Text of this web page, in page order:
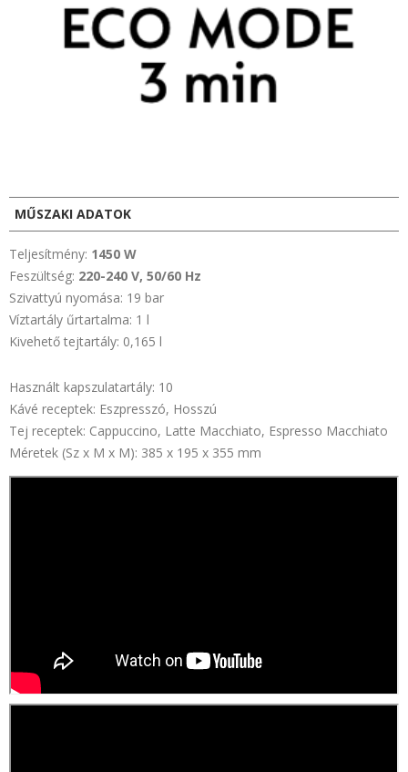
MŰSZAKI ADATOK
Teljesítmény: 1450 W
Feszültség: 220-240 V, 50/60 Hz
Szivattyú nyomása: 19 bar
Víztartály űrtartalma: 1 l
Kivehető tejtartály: 0,165 l
Használt kapszulatartály: 10
Kávé receptek: Eszpresszó, Hosszú
Tej receptek: Cappuccino, Latte Macchiato, Espresso Macchiato
Méretek (Sz x M x M): 385 x 195 x 355 mm